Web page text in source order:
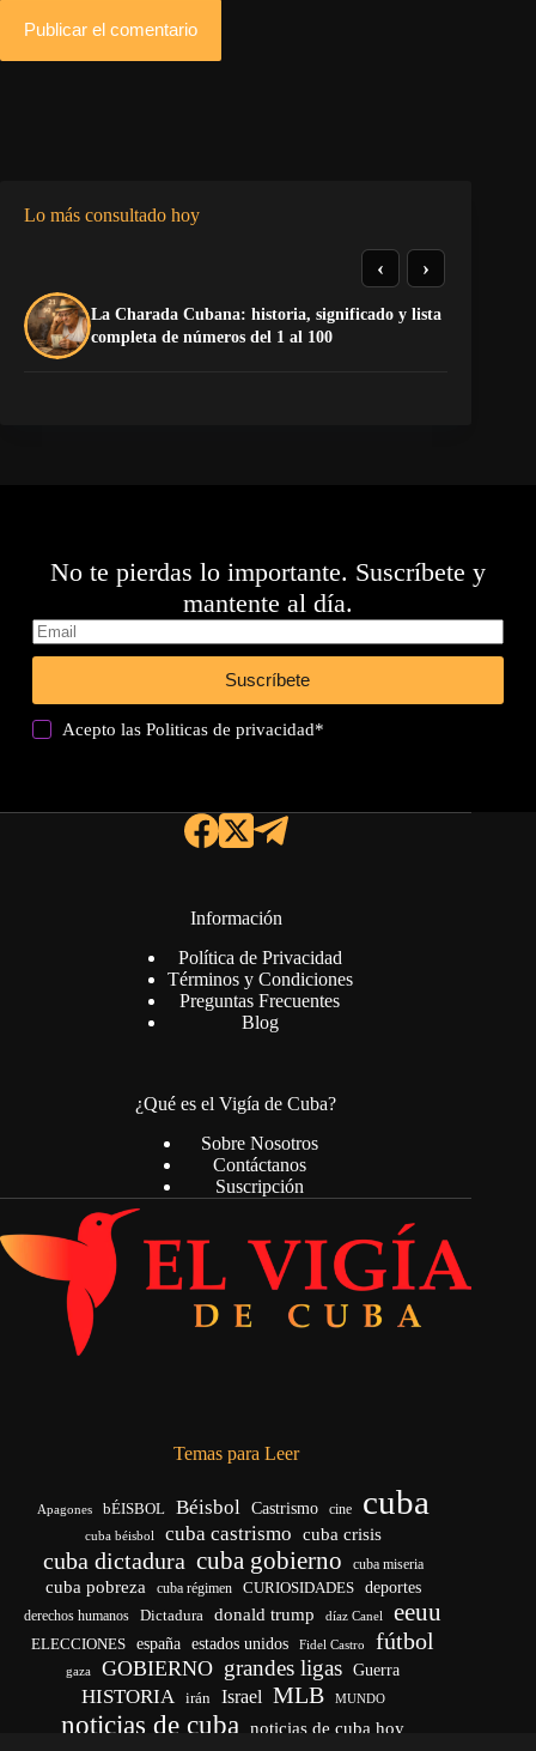
Publicar el comentario
Lo más consultado hoy
La Charada Cubana: historia, significado y lista
completa de números del 1 al 100
‹ ›
No te pierdas lo importante. Suscríbete y
mantente al día.
Suscríbete
Acepto lasPoliticas de privacidad*
Información
Política de Privacidad
Términos y Condiciones
Preguntas Frecuentes
Blog
¿Qué es el Vigía de Cuba?
Sobre Nosotros
Contáctanos
Suscripción
Temas para Leer
Apagones bÉISBOL Béisbol Castrismo cine cuba
cuba béisbol cuba castrismo cuba crisis
cuba dictadura cuba gobierno cuba miseria
cuba pobreza cuba régimen CURIOSIDADES deportes
derechos humanos Dictadura donald trump díaz Canel eeuu
ELECCIONES españa estados unidos Fidel Castro fútbol
gaza GOBIERNO grandes ligas Guerra
HISTORIA irán Israel MLB MUNDO
noticias de cuba
noticias de cuba hoy